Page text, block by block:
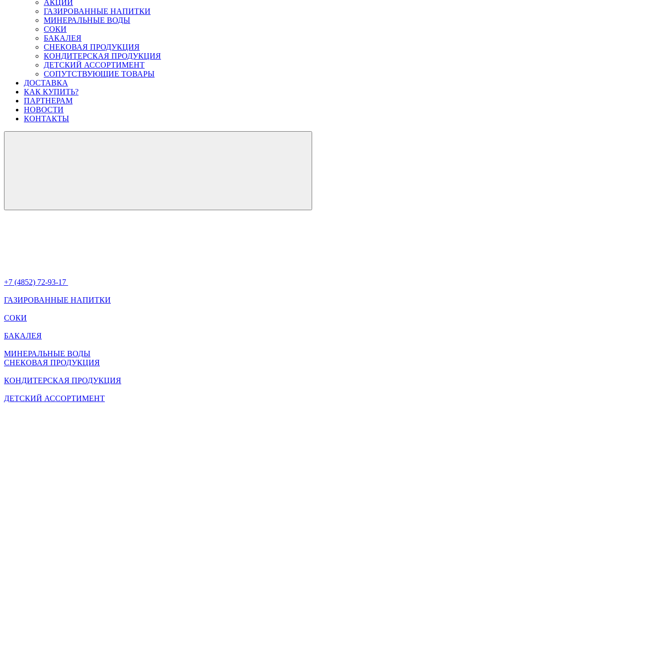
АКЦИИ
ГАЗИРОВАННЫЕ НАПИТКИ
МИНЕРАЛЬНЫЕ ВОДЫ
СОКИ
БАКАЛЕЯ
СНЕКОВАЯ ПРОДУКЦИЯ
КОНДИТЕРСКАЯ ПРОДУКЦИЯ
ДЕТСКИЙ АССОРТИМЕНТ
СОПУТСТВУЮЩИЕ ТОВАРЫ
ДОСТАВКА
КАК КУПИТЬ?
ПАРТНЕРАМ
НОВОСТИ
КОНТАКТЫ
+7 (4852) 72-93-17
ГАЗИРОВАННЫЕ НАПИТКИ
СОКИ
БАКАЛЕЯ
МИНЕРАЛЬНЫЕ ВОДЫ
СНЕКОВАЯ ПРОДУКЦИЯ
КОНДИТЕРСКАЯ ПРОДУКЦИЯ
ДЕТСКИЙ АССОРТИМЕНТ